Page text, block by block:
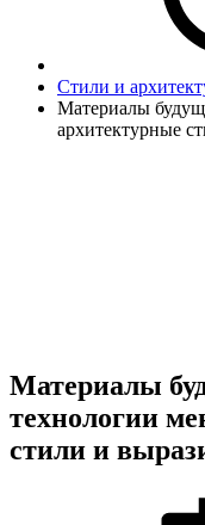
Стили и
Материалы
архитектурные
Материалы
технологии
стили и